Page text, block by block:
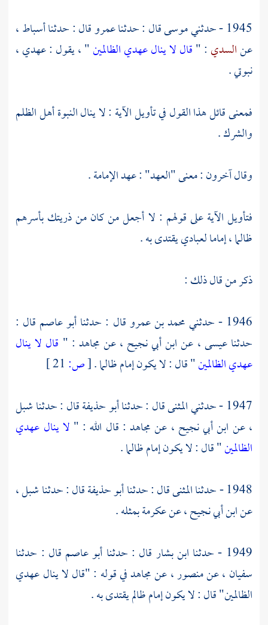
1945 - حدثني
موسىقال : حدثناعمروقال : حدثناأسباط،
عنالسدي : "قال لا ينال عهدي الظالمين" ، يقول : عهدي ،
نبوتي .
فمعنى قائل هذا القول في تأويل الآية : لا ينال النبوة أهل الظلم
والشرك .
وقال آخرون : معنى "العهد" : عهد الإمامة .
فتأويل الآية على قولهم : لا أجعل من كان من ذريتك بأسرهم
ظالما ، إماما لعبادي يقتدى به .
ذكر من قال ذلك :
1946 - حدثني
محمد بن عمروقال : حدثناأبو عاصم قال :
حدثناعيسى، عنابن أبي نجيح ، عنمجاهد : " قال لا ينال
عهدي الظالمين" قال : لا يكون إمام ظالما .[ص:
1947 - حدثني
المثنىقال : حدثناأبو حذيفةقال : حدثناشبل
، عن ابن أبي نجيح ، عنمجاهد : قال الله : " لا ينال عهدي
الظالمين" قال : لا يكون إمام ظالما .
1948 - حدثنا
المثنىقال : حدثناأبو حذيفةقال : حدثناشبل،
عنابن أبي نجيح، عنعكرمةبمثله .
1949 - حدثنا
ابن بشار قال : حدثنا أبو عاصم قال : حدثنا
سفيان ، عنمنصور، عنمجاهدفي قوله : "قال لا ينال عهدي
الظالمين" قال : لا يكون إمام ظالم يقتدى به .